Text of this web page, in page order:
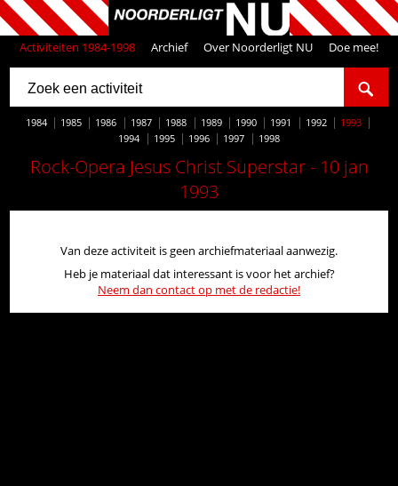
Activiteiten 1984-1998 Archief Over Noorderligt NU Doe mee!
1984 1985 1986 1987 1988 1989 1990 1991 1992
1993
1994
1995 1996 1997 1998
Rock-Opera Jesus Christ Superstar - 10 jan
1993
Van deze activiteit is geen archiefmateriaal aanwezig.
Heb je materiaal dat interessant is voor het archief?
Neem dan contact op met de redactie!